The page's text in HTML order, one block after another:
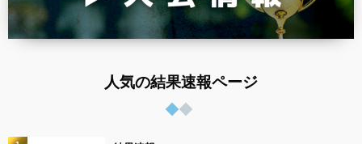
人気の結果速報ページ